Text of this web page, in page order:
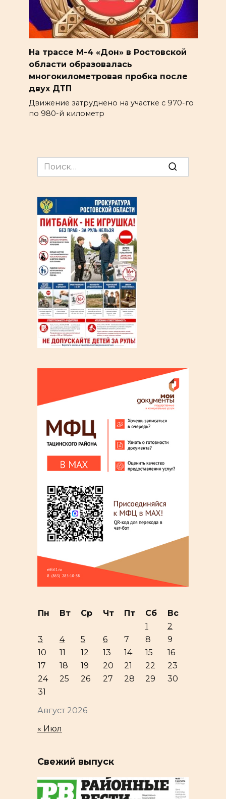
На трассе М-4 «Дон» в Ростовской
области образовалась
многокилометровая пробка после
двух ДТП
Движение затруднено на участке с 970-го
по 980-й километр
Search
for:
Август 2026
Пн Вт Ср Чт Пт Сб
Вс
1
2
3
4 5 6 7 8
9
10
11 12 13 14 15
16
17
18 19 20 21 22
23
24
25 26 27 28 29
30
31
« Июл
Свежий выпуск